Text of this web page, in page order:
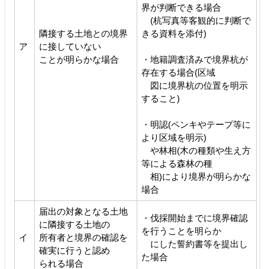
ア
隣接する土地との境界
に接していない
ことが明らかな場合
界が判断できる場合
(杭写真等客観的に判断で
きる資料を添付)
・地籍調査済みで境界杭が
存在する場合(区域
図に境界杭の位置を明示
すること)
・明認(ペンキやテープ等に
より区域を明示)
や林相(木の種類や生え方
等による森林の種
相)により境界が明らかな
場合
イ
届出の対象となる土地
に隣接する土地の
所有者と境界の確認を
確実に行うと認め
られる場合
・伐採開始までに境界確認
を行うことを明らか
にした誓約書等を提出し
た場合